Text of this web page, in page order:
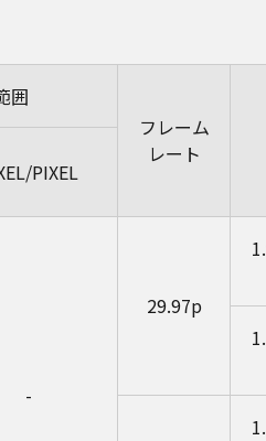
囲
フレーム
レート
PIXEL
-
29.97p